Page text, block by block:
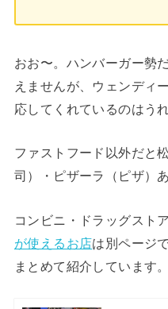
おお〜。ハンバーガー勢
えませんが、ウェンディ
応してくれているのはう
ファストフード以外だと
司）・ピザーラ（ピザ）
コンビニ・ドラッグスト
が使えるお店は別ページ
まとめて紹介しています